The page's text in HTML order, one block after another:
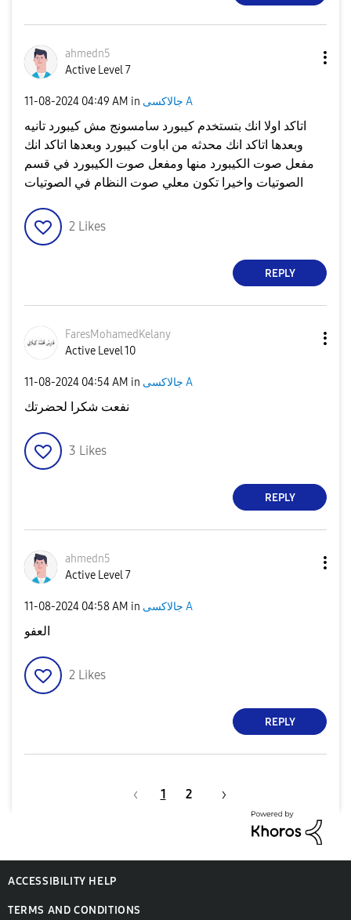
ahmedn5
Active Level 7
‎11-08-2024 04:49 AM in جالاكسى A
اتاكد اولا انك بتستخدم كيبورد سامسونج مش كيبورد تانيه
وبعدها اتاكد انك محدثه من اباوت كيبورد وبعدها اتاكد انك
مفعل صوت الكيبورد منها ومفعل صوت الكيبورد في قسم
الصوتيات واخيرا تكون معلي صوت النظام في الصوتيات
2 Likes
REPLY
FaresMohamedKelany
Active Level 10
‎11-08-2024 04:54 AM in جالاكسى A
نفعت شكرا لحضرتك
3 Likes
REPLY
ahmedn5
Active Level 7
‎11-08-2024 04:58 AM in جالاكسى A
العفو
2 Likes
REPLY
1 2
ACCESSIBILITY HELP
TERMS AND CONDITIONS